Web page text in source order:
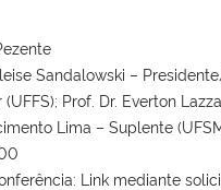
Sandalowski –
Prof. Dr. Everton
Lima – Suplente
Link mediante